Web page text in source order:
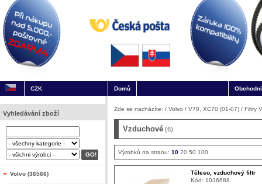
CZK Domů
Vyhledávání zboží
Volvo (36566)
Zde se nacházíte: / Volvo / V70, XC70 (01-07) / Filtry
Vzduchové (6)
Výrobků na stranu: 10 20 50 100
Těleso, vzduchový filtr
Kód: 1036688